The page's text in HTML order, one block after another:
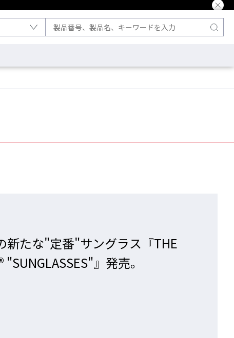
新たな"定番"サングラス『THE
"SUNGLASSES"』発売。